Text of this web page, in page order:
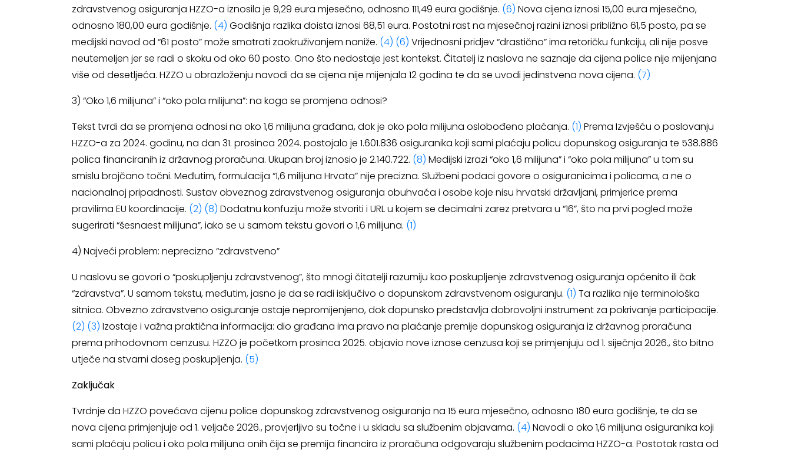
zdravstvenog osiguranja HZZO-a iznosila je 9,29 eura mjesečno, odnosno 111,49 eura godišnje. (6) Nova cijena iznosi 15,00 eura mjesečno,
odnosno 180,00 eura godišnje. (4) Godišnja razlika doista iznosi 68,51 eura. Postotni rast na mjesečnoj razini iznosi približno 61,5 posto, pa se
medijski navod od “61 posto” može smatrati zaokruživanjem naniže. (4) (6) Vrijednosni pridjev “drastično” ima retoričku funkciju, ali nije posve
neutemeljen jer se radi o skoku od oko 60 posto. Ono što nedostaje jest kontekst. Čitatelj iz naslova ne saznaje da cijena police nije mijenjana
više od desetljeća. HZZO u obrazloženju navodi da se cijena nije mijenjala 12 godina te da se uvodi jedinstvena nova cijena. (7)
3) “Oko 1,6 milijuna” i “oko pola milijuna”: na koga se promjena odnosi?
Tekst tvrdi da se promjena odnosi na oko 1,6 milijuna građana, dok je oko pola milijuna oslobođeno plaćanja. (1) Prema Izvješću o poslovanju
HZZO-a za 2024. godinu, na dan 31. prosinca 2024. postojalo je 1.601.836 osiguranika koji sami plaćaju policu dopunskog osiguranja te 538.886
polica financiranih iz državnog proračuna. Ukupan broj iznosio je 2.140.722. (8) Medijski izrazi “oko 1,6 milijuna” i “oko pola milijuna” u tom su
smislu brojčano točni. Međutim, formulacija “1,6 milijuna Hrvata” nije precizna. Službeni podaci govore o osiguranicima i policama, a ne o
nacionalnoj pripadnosti. Sustav obveznog zdravstvenog osiguranja obuhvaća i osobe koje nisu hrvatski državljani, primjerice prema
pravilima EU koordinacije. (2) (8) Dodatnu konfuziju može stvoriti i URL u kojem se decimalni zarez pretvara u “16”, što na prvi pogled može
sugerirati “šesnaest milijuna”, iako se u samom tekstu govori o 1,6 milijuna. (1)
4) Najveći problem: neprecizno “zdravstveno”
U naslovu se govori o “poskupljenju zdravstvenog”, što mnogi čitatelji razumiju kao poskupljenje zdravstvenog osiguranja općenito ili čak
“zdravstva”. U samom tekstu, međutim, jasno je da se radi isključivo o dopunskom zdravstvenom osiguranju. (1) Ta razlika nije terminološka
sitnica. Obvezno zdravstveno osiguranje ostaje nepromijenjeno, dok dopunsko predstavlja dobrovoljni instrument za pokrivanje participacije.
(2) (3) Izostaje i važna praktična informacija: dio građana ima pravo na plaćanje premije dopunskog osiguranja iz državnog proračuna
prema prihodovnom cenzusu. HZZO je početkom prosinca 2025. objavio nove iznose cenzusa koji se primjenjuju od 1. siječnja 2026., što bitno
utječe na stvarni doseg poskupljenja. (5)
Zaključak
Tvrdnje da HZZO povećava cijenu police dopunskog zdravstvenog osiguranja na 15 eura mjesečno, odnosno 180 eura godišnje, te da se
nova cijena primjenjuje od 1. veljače 2026., provjerljivo su točne i u skladu sa službenim objavama. (4) Navodi o oko 1,6 milijuna osiguranika koji
sami plaćaju policu i oko pola milijuna onih čija se premija financira iz proračuna odgovaraju službenim podacima HZZO-a. Postotak rasta od